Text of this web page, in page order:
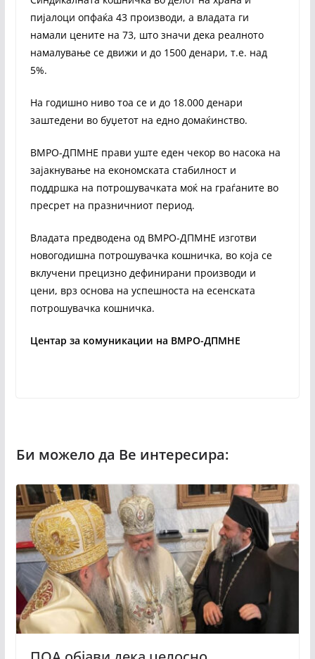
пијалоци опфаќа 43 производи, а владата ги
намали цените на 73, што значи дека реалното
намалување се движи и до 1500 денари, т.е. над
5%.
На годишно ниво тоа се и до 18.000 денари
заштедени во буџетот на едно домаќинство.
ВМРО-ДПМНЕ прави уште еден чекор во насока на
зајакнување на економската стабилност и
поддршка на потрошувачката моќ на граѓаните во
пресрет на празничниот период.
Владата предводена од ВМРО-ДПМНЕ изготви
новогодишна потрошувачка кошничка, во која се
вклучени прецизно дефинирани производи и
цени, врз основа на успешноста на есенската
потрошувачка кошничка.
Центар за комуникации на ВМРО-ДПМНЕ